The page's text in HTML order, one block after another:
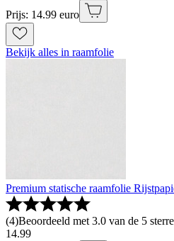
Prijs: 14.99 euro
Bekijk alles in raamfolie
Premium statische raamfolie
(4)Beoordeeld met 3.0 van de 5
14.99